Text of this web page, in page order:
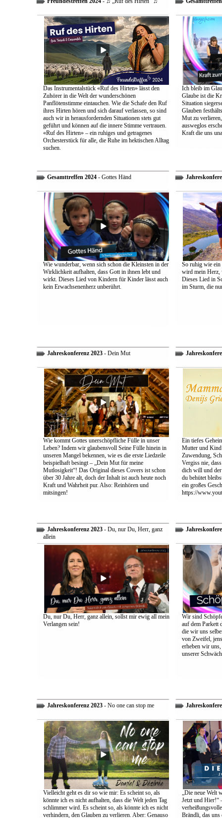
Das Instrumentalstück «Ruf des Hirten» lässt den
Zuhörer in die Welt der wunderschönen
Panflötenstimme eintauchen. Wie die Schafe den Ruf
ihres Hirten hören und sich darauf verlassen, so sind
auch wir in herausfordernden Situationen stets gut
geführt und können auf die innere Stimme vertrauen.
«Ruf des Hirten» – ein ruhiges und getragenes
Orchesterstück für alle, die Ruhe im hektischen Alltag
suchen.
Ich bleib im
Glaube ist die
Situation
Glauben
Mut zu
ausweglos
Kraft die uns
Gesamttreffen 2024- Gottes Händ
Wie wunderbar, wenn sich schon die Kleinsten in der
Wirklichkeit aufhalten, dass Gott in ihnen lebt und
wirkt. Dieses Lied von Kindern für Kinder lässt auch
kein Erwachsenenherz unberührt.
So ruhig wie ein
wird mein Herz,
Dieses Lied in
im Sturm, die
Jahreskonferenz 2023- Dein Mut
Wie kommt Gottes unerschöpfliche Fülle in unser
Leben? Indem wir glaubensvoll Seine Fülle hinein in
unseren Mangel bekennen, wie es die erste Liedzeile
beispielhaft besingt – „Dein Mut für meine
Mutlosigkeit“! Das Original dieses Covers ist schon
über 30 Jahre alt, doch der Inhalt ist auch heute noch
Kraft und Wahrheit pur. Also: Reinhören und
mitsingen!
Ein tiefes
Mutter und
Zuwendung,
Vergiss nie,
dich will und der
du behütet
ein großes
https://
Jahreskonferenz 2023- Du, nur Du, Herr, ganz
allein
Du, nur Du, Herr, ganz allein, sollst mir ewig all mein
Verlangen sein!
Wir sind
auf dem Parkett
die wir uns
von Zweifel,
erheben wir
unserer
Jahreskonferenz 2023- No one can stop me
Vielleicht geht es dir so wie mir: Es scheint so, als
könnte ich es nicht aufhalten, dass die Welt jeden Tag
schlimmer wird. Es scheint so, als könnte ich es nicht
verhindern, den Glauben zu verlieren. Aber: Genauso
„Die neue Welt
Jetzt und Hier!“
Brändli, das uns